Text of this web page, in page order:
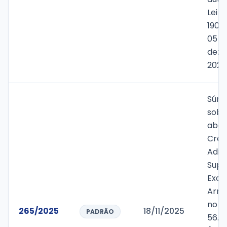
Lei
05
265/2025 PADRÃO 18/11/2025
no